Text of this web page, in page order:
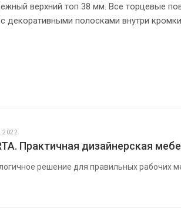
верхний топ 38 мм. Все торцевые
декоративными полосками внутри
долговечные и стильные
Практичная дизайнерская
решение для правильных рабочих